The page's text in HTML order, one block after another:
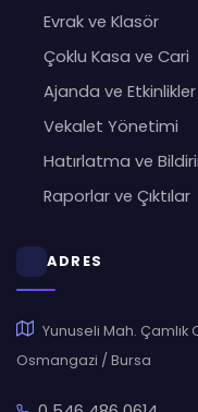
Evrak ve Klasör
Çoklu Kasa ve Cari
Ajanda ve Etkinlikler
Vekalet Yönetimi
Hatırlatma ve
Raporlar ve Çıktılar
ADRES
Yunuseli Mah. Çamlık
Osmangazi / Bursa